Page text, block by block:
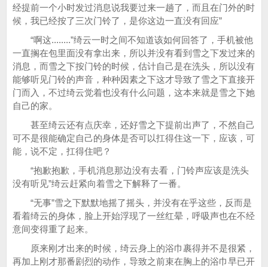
经提前一个小时发过消息说我要过来一趟了，而且在门外的时
候，我已经按了三次门铃了，是你这边一直没有回应”
“啊这........”绮云一时之间不知道该如何回答了，手机被他
一直搁在包里面没有拿出来，所以并没有看到雪之下发过来的
消息，而雪之下按门铃的时候，估计自己是在洗头，所以没有
能够听见门铃的声音，种种因素之下这才导致了雪之下直接开
门而入，不过绮云觉着也没有什么问题，这本来就是雪之下她
自己的家。
甚至绮云还有点庆幸，还好雪之下提前出声了，不然自己
可不是很能确定自己的身体是否可以扛得住这一下，应该，可
能，说不定，扛得住吧？
“抱歉抱歉，手机消息那边没有去看，门铃声应该是洗头
没有听见”绮云赶紧向着雪之下解释了一番。
“无事”雪之下默默地摇了摇头，并没有在乎这些，反而是
看着绮云的身体，脸上开始浮现了一丝红晕，呼吸声也在不经
意间变得重了起来。
原来刚才出来的时候，绮云身上的浴巾裹得并不是很紧，
再加上刚才那番剧烈的动作，导致之前束在胸上的浴巾早已开